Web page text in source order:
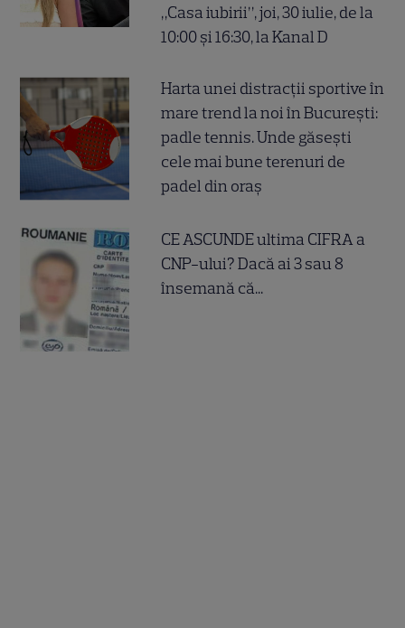
„Casa iubirii”, joi, 30 iulie, de la
10:00 și 16:30, la Kanal D
Harta unei distracții sportive în
mare trend la noi în București:
padle tennis. Unde găsești
cele mai bune terenuri de
padel din oraș
CE ASCUNDE ultima CIFRA a
CNP-ului? Dacă ai 3 sau 8
însemană că...